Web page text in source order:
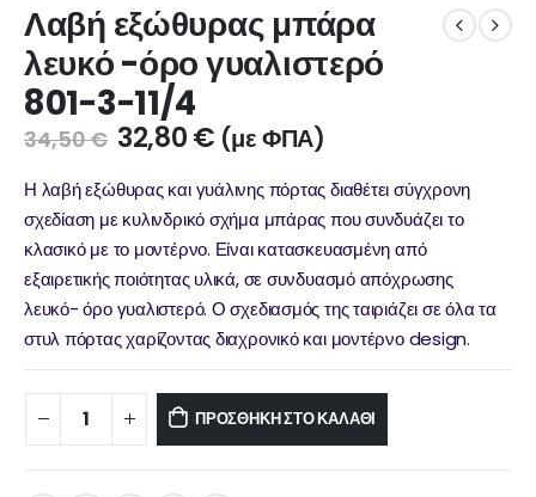
Λαβή εξώθυρας μπάρα
λευκό -όρο γυαλιστερό
801-3-11/4
34,50€ 32,80€ (με ΦΠΑ)
Η λαβή εξώθυρας και γυάλινης πόρτας διαθέτει σύγχρονη
σχεδίαση με κυλινδρικό σχήμα μπάρας που συνδυάζει το
κλασικό με το μοντέρνο. Είναι κατασκευασμένη από
εξαιρετικής ποιότητας υλικά, σε συνδυασμό απόχρωσης
λευκό- όρο γυαλιστερό. Ο σχεδιασμός της ταιριάζει σε όλα τα
στυλ πόρτας χαρίζοντας διαχρονικό και μοντέρνο design.
ΠΡΟΣΘΉΚΗ ΣΤΟ ΚΑΛΆΘΙ